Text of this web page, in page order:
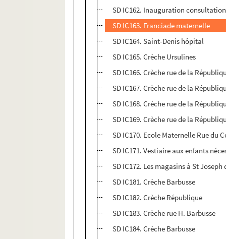
SD IC162. Inauguration
SD IC163. Franciade maternelle
SD IC164. Saint-Denis hôpital
SD IC165. Crèche Ursulines
SD IC166. Crèche rue de la
SD IC167. Crèche rue de la
SD IC168. Crèche rue de la
SD IC169. Crèche rue de la
SD IC170. Ecole Maternelle Rue du
SD IC171. Vestiaire aux enfants
SD IC172. Les magasins à St
SD IC181. Crèche Barbusse
SD IC182. Crèche République
SD IC183. Crèche rue H. Barbusse
SD IC184. Crèche Barbusse